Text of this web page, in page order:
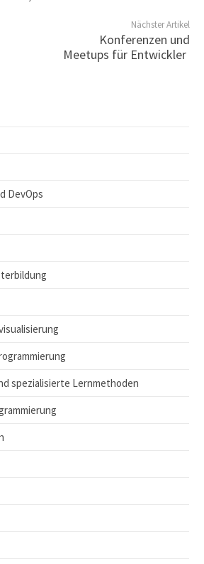
Nächster Artikel
Konferenzen und
Meetups für Entwickler
DevOps
spezialisierte Lernmethoden